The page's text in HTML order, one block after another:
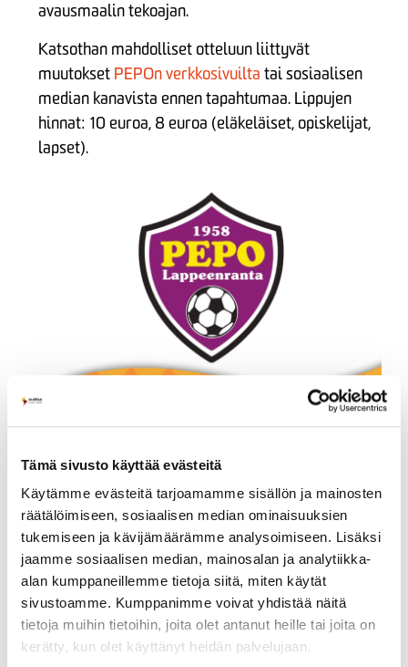
Tämä sivusto käyttää evästeitä
Käytämme evästeitä tarjoamamme sisällön ja mainosten
räätälöimiseen, sosiaalisen median ominaisuuksien
tukemiseen ja kävijämäärämme analysoimiseen. Lisäksi
jaamme sosiaalisen median, mainosalan ja analytiikka-
alan kumppaneillemme tietoja siitä, miten käytät
sivustoamme. Kumppanimme voivat yhdistää näitä
tietoja muihin tietoihin, joita olet antanut heille tai joita on
kerätty, kun olet käyttänyt heidän palvelujaan.
avausmaalin tekoajan.
Katsothan mahdolliset otteluun liittyvät
muutokset PEPOn verkkosivuilta tai sosiaalisen
median kanavista ennen tapahtumaa. Lippujen
hinnat: 10 euroa, 8 euroa (eläkeläiset, opiskelijat,
lapset).